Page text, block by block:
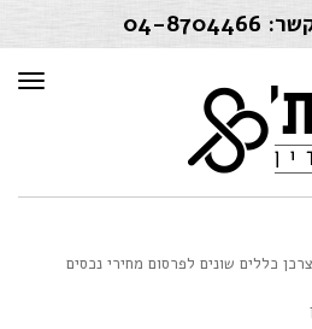
04-8704466
כללים שונים לפרסום מחירי נכסים